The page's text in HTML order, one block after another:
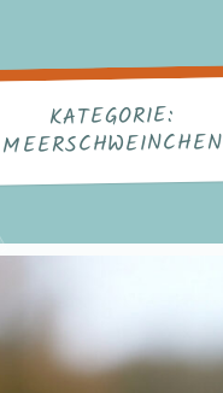
KATEGORIE:
MEERSCHWEINCHEN